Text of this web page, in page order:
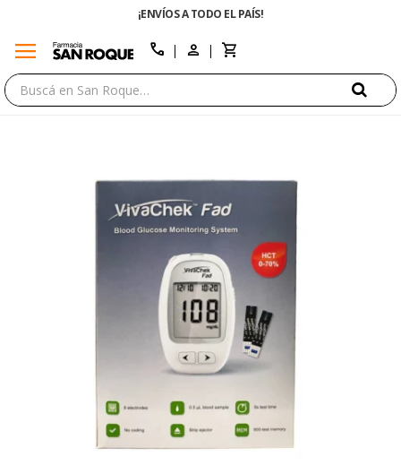
¡ENVÍOS A TODO EL PAÍS!
menu call
close